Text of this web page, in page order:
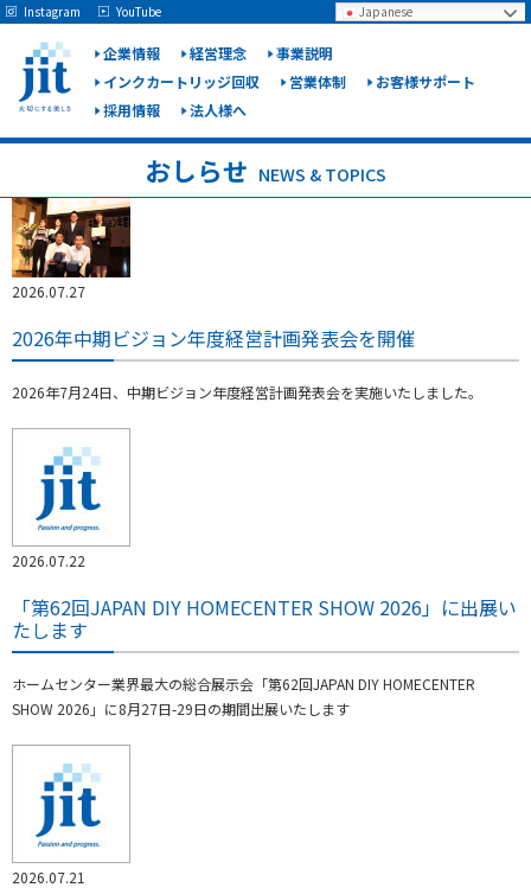
企業情報 経営理念
事業説明
インクカートリッジ回収
営業体制
お客様サポート
採用情報
法人様へ
Japanese
Instagram YouTube
おしらせ NEWS & TOPICS
2026.07.27
2026年中期ビジョン年度経営計画発表会を開催
2026年7月24日、中期ビジョン年度経営計画発表会を実施いたしました。
2026.07.22
「第62回JAPAN DIY HOMECENTER SHOW 2026」に出展い
たします
ホームセンター業界最大の総合展示会「第62回JAPAN DIY HOMECENTER
SHOW 2026」に8月27日-29日の期間出展いたします
2026.07.21
May we use cookies to track your activities? We take your privacy very seriously.
Please see our privacy policy for details and any questions.YesNo